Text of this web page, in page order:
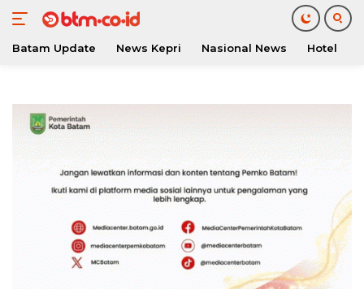
konten
Batam Update News Kepri Nasional News Hotel